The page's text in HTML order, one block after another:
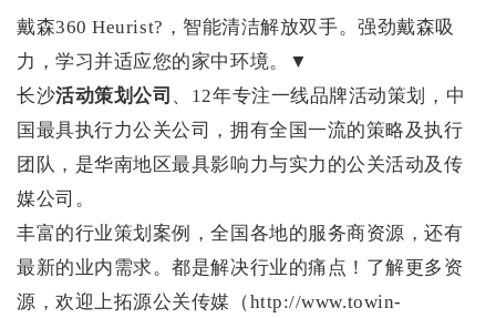
戴森360 Heurist?，智能清洁解放双手。强劲戴森吸
力，学习并适应您的家中环境。▼
长沙活动策划公司 、12年专注一线品牌活动策划，中
国最具执行力公关公司，拥有全国一流的策略及执行
团队，是华南地区最具影响力与实力的公关活动及传
媒公司。
丰富的行业策划案例，全国各地的服务商资源，还有
最新的业内需求。都是解决行业的痛点！了解更多资
源，欢迎上拓源公关传媒（http://www.towin-